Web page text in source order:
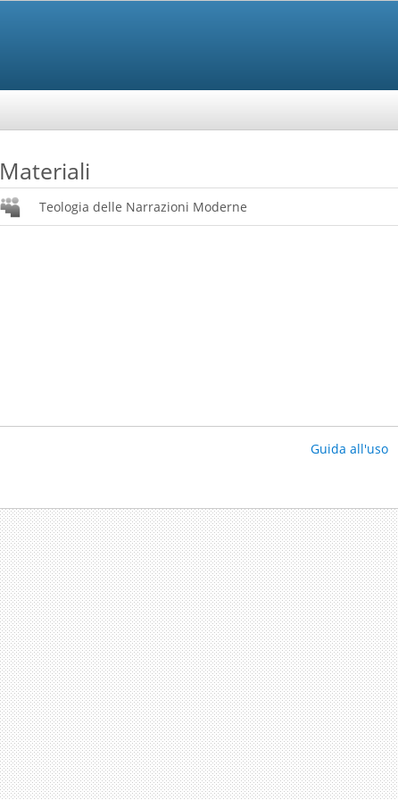
Materiali
Teologia delle Narrazioni Moderne
Guida all'uso